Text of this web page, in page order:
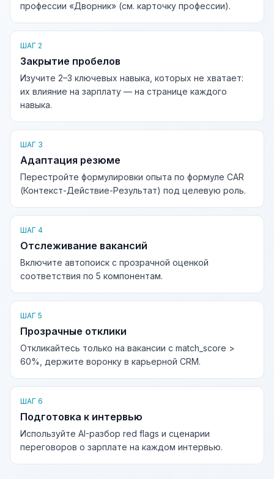
профессии «Дворник» (см. карточку профессии).
ШАГ 2
Закрытие пробелов
Изучите 2–3 ключевых навыка, которых не хватает:
их влияние на зарплату — на странице каждого
навыка.
ШАГ 3
Адаптация резюме
Перестройте формулировки опыта по формуле CAR
(Контекст-Действие-Результат) под целевую роль.
ШАГ 4
Отслеживание вакансий
Включите автопоиск с прозрачной оценкой
соответствия по 5 компонентам.
ШАГ 5
Прозрачные отклики
Откликайтесь только на вакансии с match_score >
60%, держите воронку в карьерной CRM.
ШАГ 6
Подготовка к интервью
Используйте AI-разбор red flags и сценарии
переговоров о зарплате на каждом интервью.